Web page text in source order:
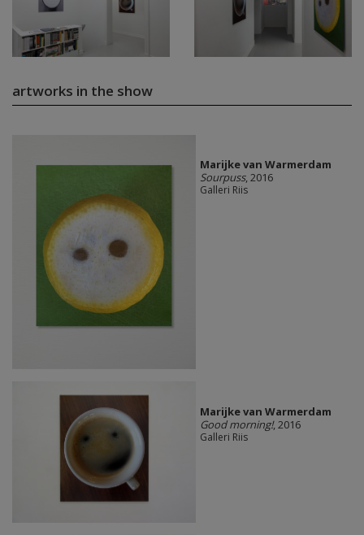
artworks in the show
Marijke van Warmerdam
Sourpuss, 2016
Galleri Riis
Marijke van Warmerdam
Good morning!, 2016
Galleri Riis